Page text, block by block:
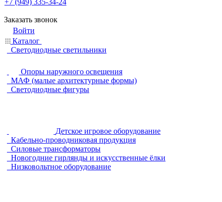
+7 (949) 335-34-24
Заказать звонок
Войти
Каталог
Светодиодные светильники
Опоры наружного освещения
МАФ (малые архитектурные формы)
Светодиодные фигуры
Детское игровое оборудование
Кабельно-проводниковая продукция
Силовые трансформаторы
Новогодние гирлянды и искусственные ёлки
Низковольтное оборудование